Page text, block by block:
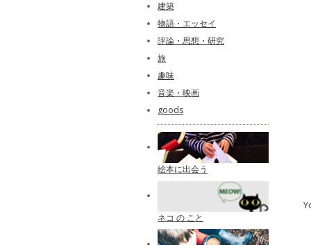
建築
物語・エッセイ
評論・思想・研究
旅
趣味
音楽・映画
goods
絵本に出会う
ネコ の こと